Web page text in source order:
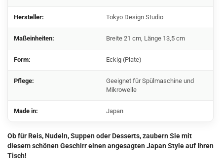
Hersteller: Tokyo Design Studio
Maßeinheiten: Breite 21 cm, Länge 13,5 cm
Form: Eckig (Plate)
Pflege:
Geeignet für Spülmaschine und
Mikrowelle
Made in: Japan
Ob für Reis, Nudeln, Suppen oder Desserts, zaubern Sie mit
diesem schönen Geschirr einen angesagten Japan Style auf Ihren
Tisch!